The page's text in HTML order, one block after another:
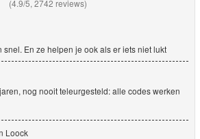
(4.9/5, 2742 reviews)
En ze helpen je ook als er iets niet lukt
nog nooit teleurgesteld: alle codes werken
Loock